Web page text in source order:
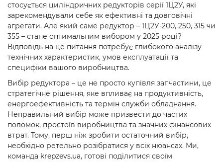
стосується циліндричних редукторів серії 1Ц2У, які
зарекомендували себе як ефективні та довговічні
агрегати. Але який саме редуктор – 1Ц2У-200, 250, 315 чи
355 – стане оптимальним вибором у 2025 році?
Відповідь на це питання потребує глибокого аналізу
технічних характеристик, умов експлуатації та
специфіки вашого виробництва.
Вибір редуктора – це не просто купівля запчастини, це
стратегічне рішення, яке впливає на продуктивність,
енергоефективність та термін служби обладнання.
Неправильний вибір може призвести до частих
поломок, простоїв виробництва та значних фінансових
втрат. Тому, перш ніж зробити остаточний вибір,
необхідно ретельно розібратися у всіх нюансах. Ми,
команда krepzevs.ua, готові поділитися своїм